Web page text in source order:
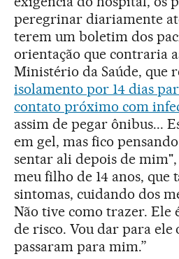
peregrinar diariamente
terem um boletim dos
orientação que contraria
Ministério da Saúde, que
isolamento por 14 dias
contato próximo com
assim de pegar ônibus...
em gel, mas fico
sentar ali depois de
meu filho de 14 anos, que
sintomas, cuidando dos
Não tive como trazer. Ele
de risco. Vou dar para ele
passaram para mim.”